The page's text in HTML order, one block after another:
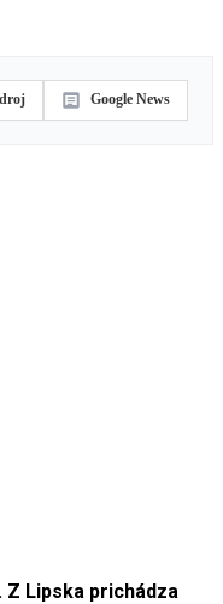
Google News
Z Lipska prichádza